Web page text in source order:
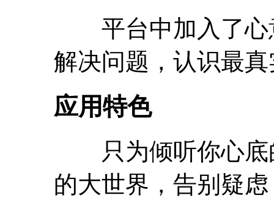
平台中加入了心
解决问题，认识最
应用特色
只为倾听你心底
的大世界，告别疑